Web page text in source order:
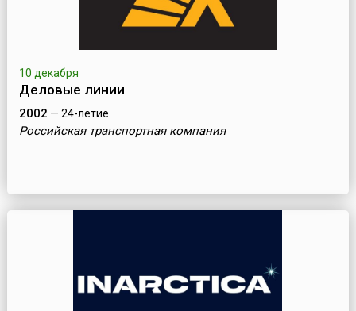
10 декабря
Деловые линии
2002 — 24-летие
Российская транспортная компания